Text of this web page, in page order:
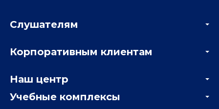
Учебные комплексы
Слушателям
Мастер-классы и вебинары
Корпоративным клиентам
Отзывы компаний
Наш центр
Информация о центре